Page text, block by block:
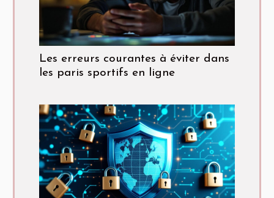
Les erreurs courantes à éviter dans
les paris sportifs en ligne